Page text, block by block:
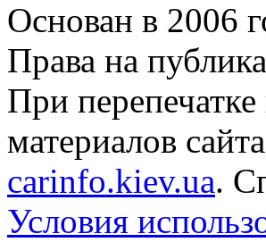
Основан в 2006
Права на
При
материалов
carinfo.kiev.ua.
Условия